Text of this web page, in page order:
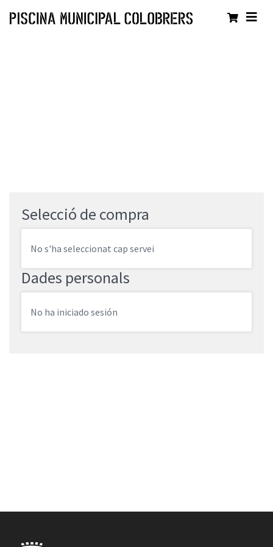
Dades personals
No ha iniciado sesión
Selecció de compra
No s'ha seleccionat cap servei